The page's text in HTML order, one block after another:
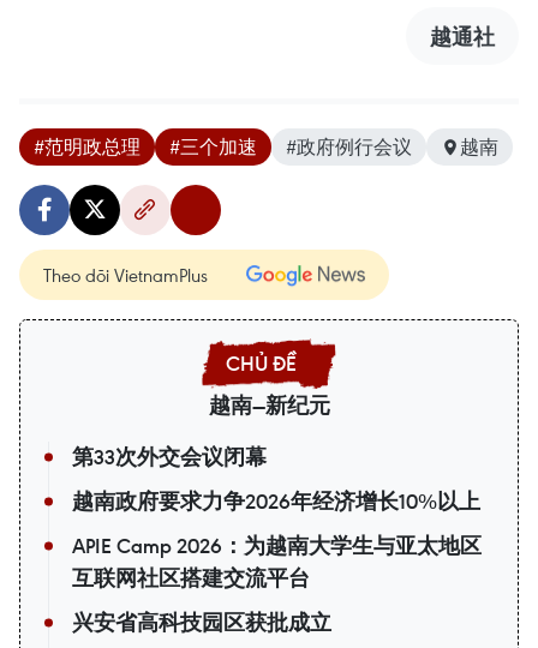
越通社
#范明政总理 #三个加速 #政府例行会议 越南
Theo dõi VietnamPlus
越南—新纪元
第33次外交会议闭幕
越南政府要求力争2026年经济增长10%以上
APIE Camp 2026：为越南大学生与亚太地区
互联网社区搭建交流平台
兴安省高科技园区获批成立